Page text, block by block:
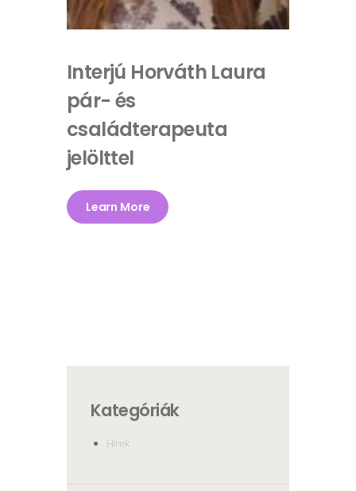
Interjú Horváth Laura
pár- és
családterapeuta
jelölttel
Learn More
Kategóriák
Hírek